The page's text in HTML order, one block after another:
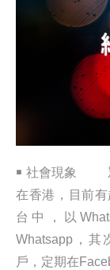
￭ 社會現象 眾
在香港，目前
台中，以
Whatsapp，其
戶，定期在